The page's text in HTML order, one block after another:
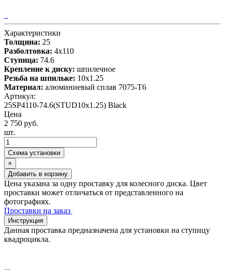
Характеристики
Толщина: 25
Разболтовка: 4x110
Ступица: 74.6
Крепление к диску: шпилечное
Резьба на шпильке: 10х1.25
Материал: алюминиевый сплав 7075-T6
Артикул:
25SP4110-74.6(STUD10x1.25) Black
Цена
2 750 руб.
шт.
Схема установки
×
Добавить в корзину
Цена указана за одну проставку для колесного диска. Цвет
проставки может отличаться от представленного на
фотографиях.
Проставки на заказ
Инструкция
Данная проставка предназначена для установки на ступицу
квадроцикла.